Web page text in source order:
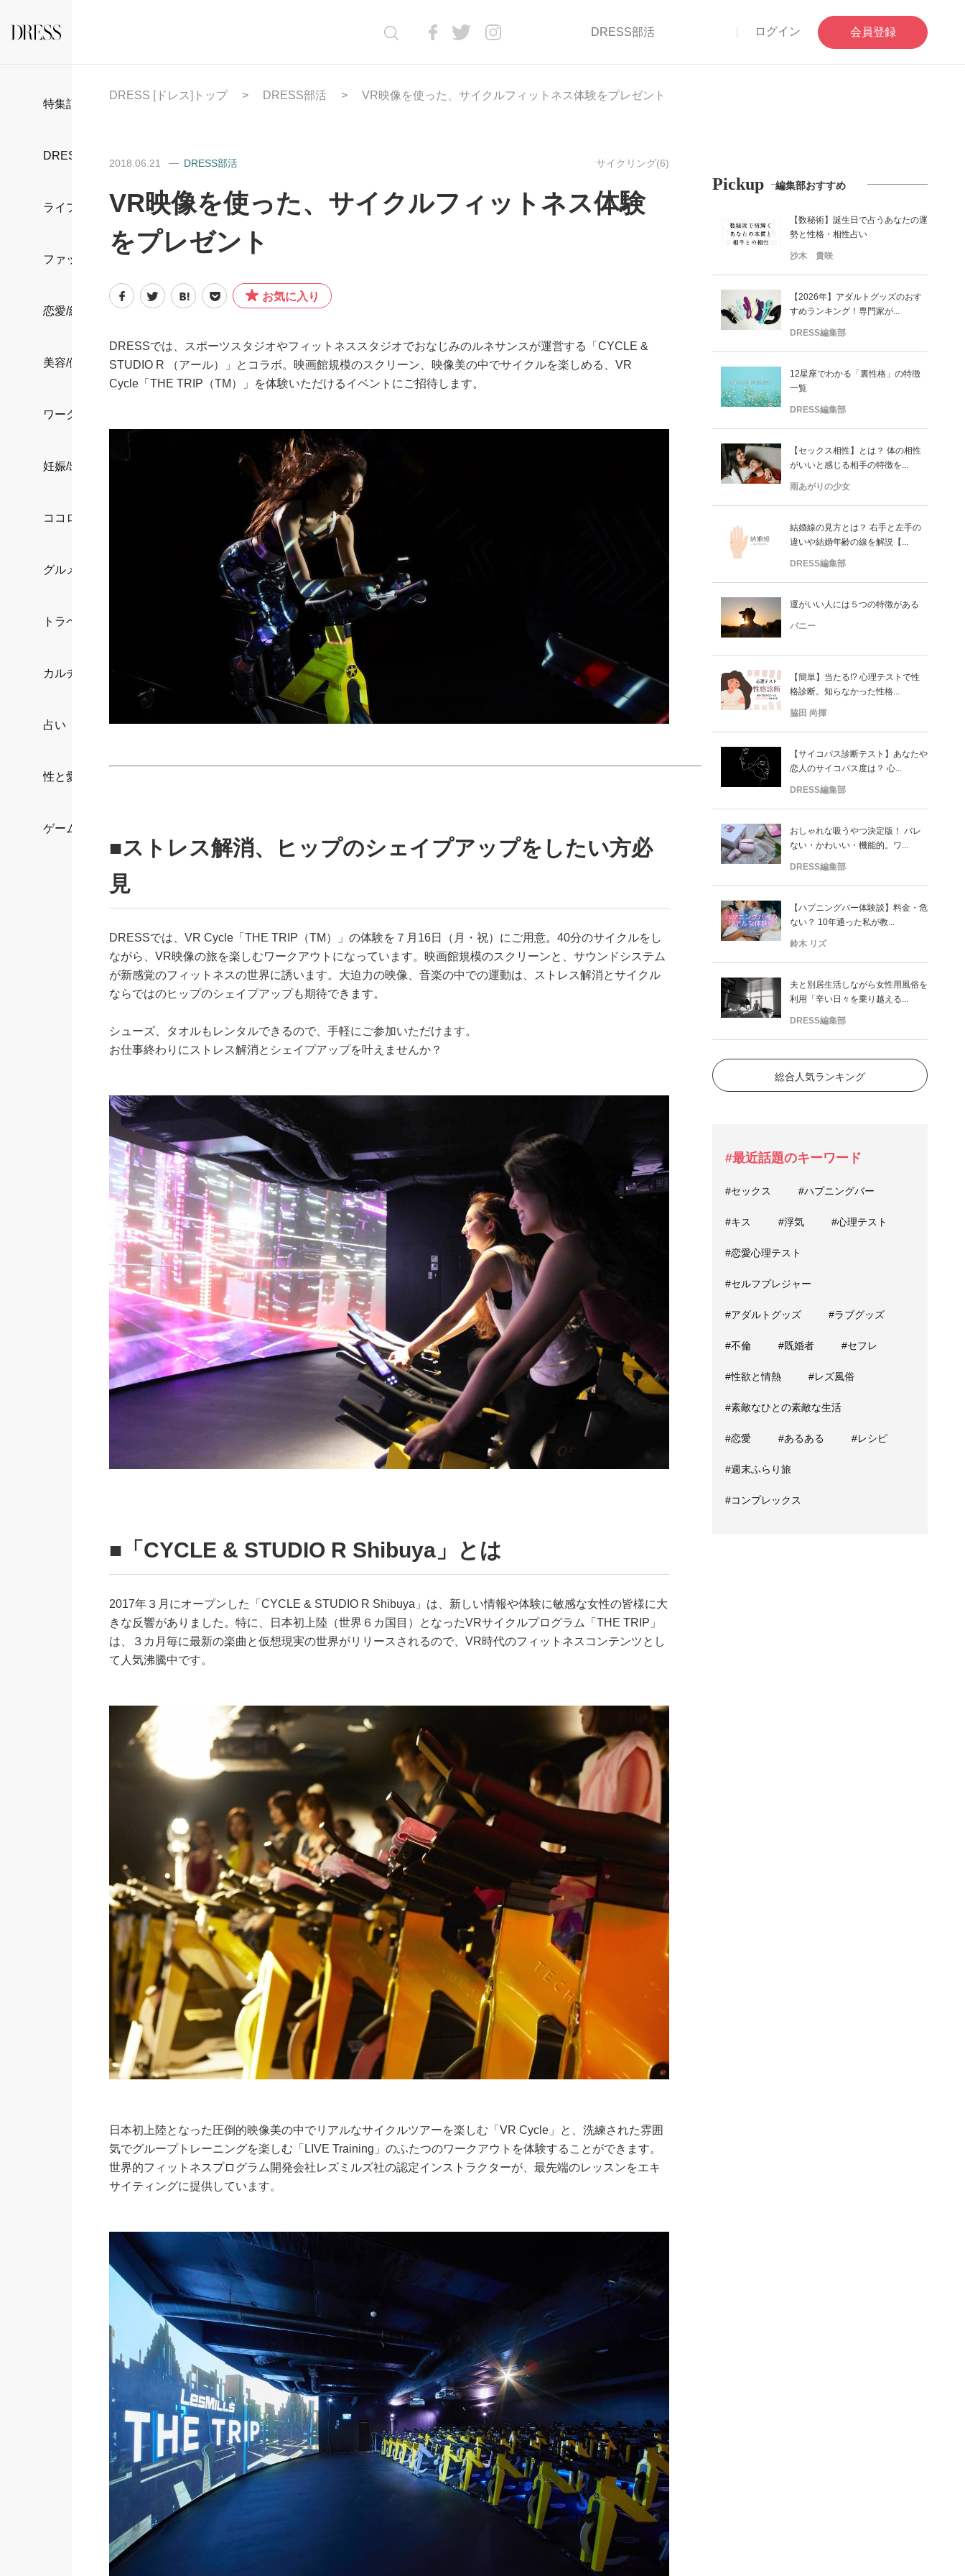
DRESS部活 ログイン 会員登録
特集記事
DRESS部活
ライフスタイル
ファッション
恋愛/結婚/離婚
美容/健康
ワークスタイル
妊娠/出産/家族
ココロ/カラダ
グルメ
トラベル
カルチャー/エンタメ
占い
性と愛
ゲーム
DRESS [ドレス]トップ DRESS部活 VR映像を使った、サイクルフィットネス体験をプレゼント
2018.06.21 DRESS部活 サイクリング(6)
VR映像を使った、サイクルフィットネス体験
をプレゼント
お気に入り
DRESSでは、スポーツスタジオやフィットネススタジオでおなじみのルネサンスが運営する「CYCLE &
STUDIO R （アール）」とコラボ。映画館規模のスクリーン、映像美の中でサイクルを楽しめる、VR
Cycle「THE TRIP（TM）」を体験いただけるイベントにご招待します。
■ストレス解消、ヒップのシェイプアップをしたい方必
見
DRESSでは、VR Cycle「THE TRIP（TM）」の体験を７月16日（月・祝）にご用意。40分のサイクルをし
ながら、VR映像の旅を楽しむワークアウトになっています。映画館規模のスクリーンと、サウンドシステム
が新感覚のフィットネスの世界に誘います。大迫力の映像、音楽の中での運動は、ストレス解消とサイクル
ならではのヒップのシェイプアップも期待できます。
シューズ、タオルもレンタルできるので、手軽にご参加いただけます。
お仕事終わりにストレス解消とシェイプアップを叶えませんか？
■「CYCLE & STUDIO R Shibuya」とは
2017年３月にオープンした「CYCLE & STUDIO R Shibuya」は、新しい情報や体験に敏感な女性の皆様に大
きな反響がありました。特に、日本初上陸（世界６カ国目）となったVRサイクルプログラム「THE TRIP」
は、３カ月毎に最新の楽曲と仮想現実の世界がリリースされるので、VR時代のフィットネスコンテンツとし
て人気沸騰中です。
日本初上陸となった圧倒的映像美の中でリアルなサイクルツアーを楽しむ「VR Cycle」と、洗練された雰囲
気でグループトレーニングを楽しむ「LIVE Training」のふたつのワークアウトを体験することができます。
世界的フィットネスプログラム開発会社レズミルズ社の認定インストラクターが、最先端のレッスンをエキ
サイティングに提供しています。
Pickup 編集部おすすめ
【数秘術】誕生日で占うあなたの運
勢と性格・相性占い
沙木 貴咲
【2026年】アダルトグッズのおす
すめランキング！専門家が...
DRESS編集部
12星座でわかる「裏性格」の特徴
一覧
DRESS編集部
【セックス相性】とは？ 体の相性
がいいと感じる相手の特徴を...
雨あがりの少女
結婚線の見方とは？ 右手と左手の
違いや結婚年齢の線を解説【...
DRESS編集部
運がいい人には５つの特徴がある
バニー
【簡単】当たる!? 心理テストで性
格診断。知らなかった性格...
脇田 尚揮
【サイコパス診断テスト】あなたや
恋人のサイコパス度は？ 心...
DRESS編集部
おしゃれな吸うやつ決定版！ バレ
ない・かわいい・機能的。ワ...
DRESS編集部
【ハプニングバー体験談】料金・危
ない？ 10年通った私が教...
鈴木 リズ
夫と別居生活しながら女性用風俗を
利用「辛い日々を乗り越える...
DRESS編集部
総合人気ランキング
#最近話題のキーワード
#セックス #ハプニングバー
#キス #浮気 #心理テスト
#恋愛心理テスト
#セルフプレジャー
#アダルトグッズ #ラブグッズ
#不倫 #既婚者 #セフレ
#性欲と情熱 #レズ風俗
#素敵なひとの素敵な生活
#恋愛 #あるある #レシピ
#週末ふらり旅
#コンプレックス